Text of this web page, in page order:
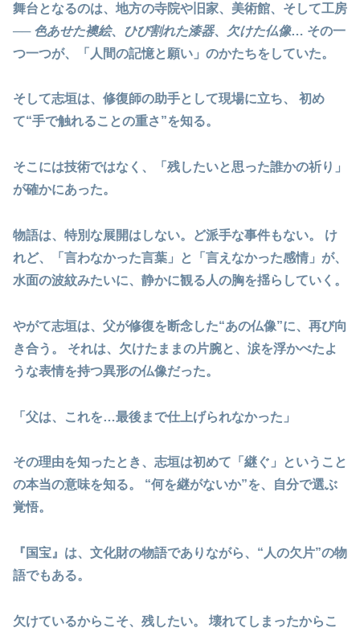
舞台となるのは、地方の寺院や旧家、美術館、そして工房
── 色あせた襖絵、 ひび割れた漆器、 欠けた仏像… その一
つ一つが、
「人間の記憶と願い」のかたちをしていた。
そして志垣は、修復師の助手として現場に立ち、 初め
て“手で触れることの重さ”を知る。
そこには技術ではなく、
「残したいと思った誰かの祈り」
が確かにあった。
物語は、特別な展開はしない。ど派手な事件もない。 け
れど、
「言わなかった言葉」と「言えなかった感情」 が、
水面の波紋みたいに、静かに観る人の胸を揺らしていく。
やがて志垣は、父が修復を断念した“あの仏像”に、再び向
き合う。 それは、欠けたままの片腕と、 涙を浮かべたよ
うな表情を持つ異形の仏像だった。
「父は、これを…最後まで仕上げられなかった」
その理由を知ったとき、志垣は初めて「継ぐ」ということ
の本当の意味を知る。 “何を継がないか”を、自分で選ぶ
覚悟。
『国宝』は、 文化財の物語でありながら、“人の欠片”の物
語でもある。
欠けているからこそ、残したい。 壊れてしまったからこ